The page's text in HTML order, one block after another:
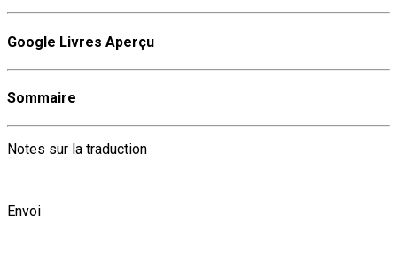
Google Livres Aperçu
Sommaire
Notes sur la traduction
Envoi